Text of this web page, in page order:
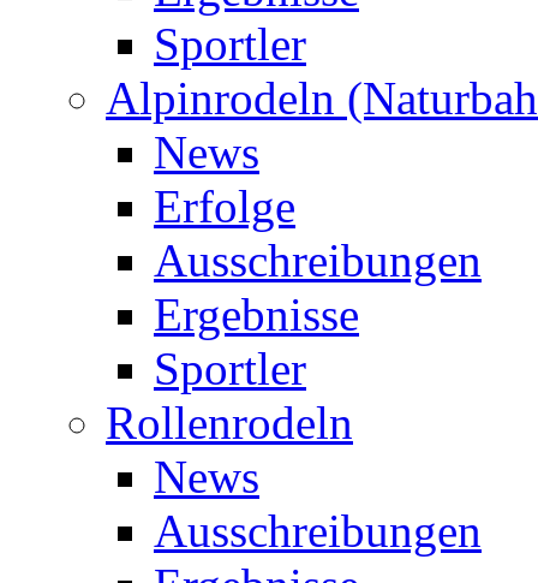
Sportler
Alpinrodeln
News
Erfolge
Ausschreibungen
Ergebnisse
Sportler
Rollenrodeln
News
Ausschreibungen